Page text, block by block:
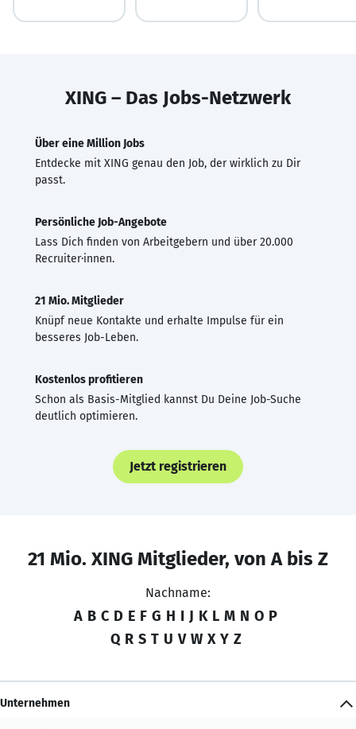
XING – Das Jobs-Netzwerk
Über eine Million Jobs
Entdecke mit XING genau den Job, der wirklich zu Dir
passt.
Persönliche Job-Angebote
Lass Dich finden von Arbeitgebern und über 20.000
Recruiter·innen.
21 Mio. Mitglieder
Knüpf neue Kontakte und erhalte Impulse für ein
besseres Job-Leben.
Kostenlos profitieren
Schon als Basis-Mitglied kannst Du Deine Job-Suche
deutlich optimieren.
Jetzt registrieren
21 Mio. XING Mitglieder, von A bis Z
Nachname:
A B C D E F G H I J K L M N O P
Q R S T U V W X Y Z
Unternehmen